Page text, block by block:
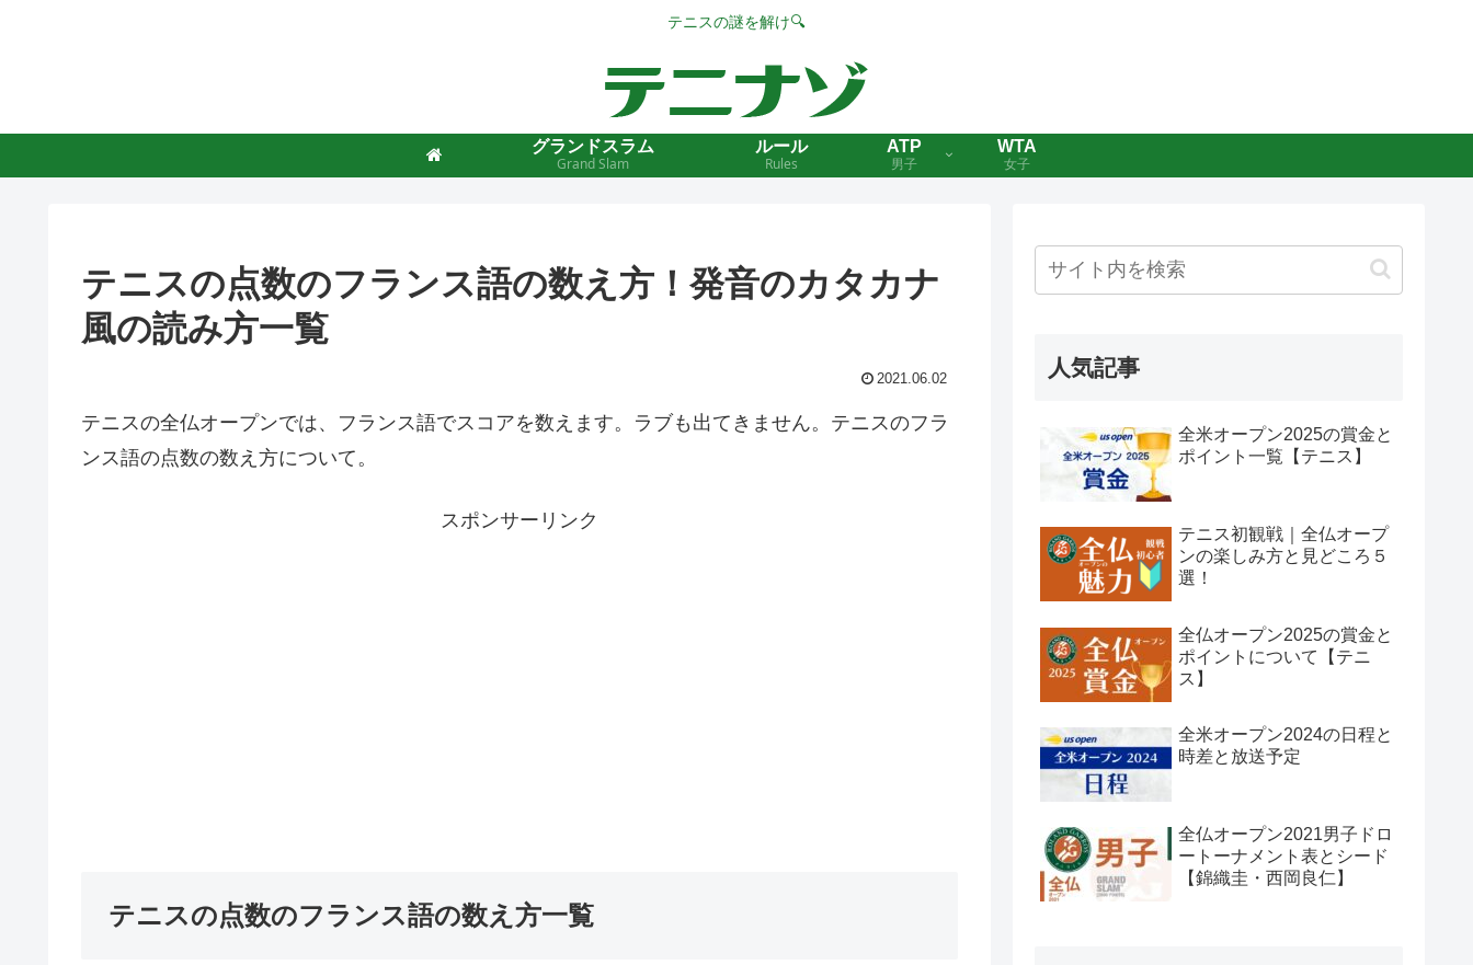
テニスの謎を解け🔍
グランドスラム
Grand Slam
ルール
Rules
ATP
男子
WTA
女子
テニスの点数のフランス語の数え方！発音のカタカナ
風の読み方一覧
2021.06.02
テニスの全仏オープンでは、フランス語でスコアを数えます。ラブも出てきません。テニスのフラ
ンス語の点数の数え方について。
スポンサーリンク
テニスの点数のフランス語の数え方一覧
人気記事
全米オープン2025の賞金と
ポイント一覧【テニス】
テニス初観戦｜全仏オープ
ンの楽しみ方と見どころ５
選！
全仏オープン2025の賞金と
ポイントについて【テニ
ス】
全米オープン2024の日程と
時差と放送予定
全仏オープン2021男子ドロ
ートーナメント表とシード
【錦織圭・西岡良仁】